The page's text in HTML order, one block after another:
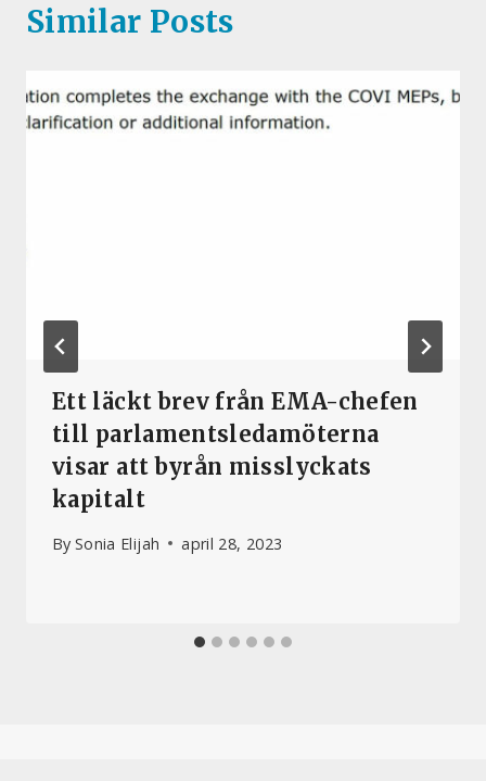
Similar Posts
Ett läckt brev från EMA-chefen
till parlamentsledamöterna
visar att byrån misslyckats
kapitalt
By Sonia Elijah april 28, 2023